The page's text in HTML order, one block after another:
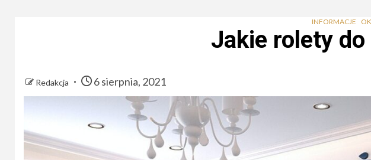
INFORMACJE
Jakie rolety
Redakcja 6 sierpnia, 2021